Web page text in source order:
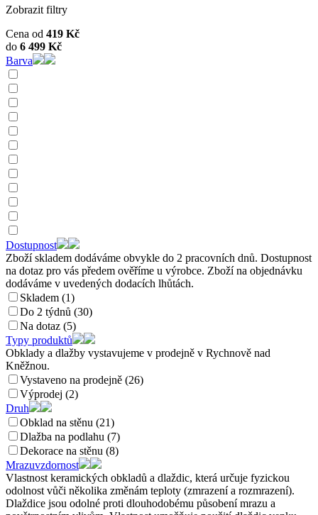
Zobrazit filtry
Cena od 419 Kč
do 6 499 Kč
Barva
Dostupnost
Zboží skladem dodáváme obvykle do 2 pracovních dnů. Dostupnost
na dotaz pro vás předem ověříme u výrobce. Zboží na objednávku
dodáváme v uvedených dodacích lhůtách.
Skladem (1)
Do 2 týdnů (30)
Na dotaz (5)
Typy produktů
Obklady a dlažby vystavujeme v prodejně v Rychnově nad
Kněžnou.
Vystaveno na prodejně (26)
Výprodej (2)
Druh
Obklad na stěnu (21)
Dlažba na podlahu (7)
Dekorace na stěnu (8)
Mrazuvzdornost
Vlastnost keramických obkladů a dlaždic, která určuje fyzickou
odolnost vůči několika změnám teploty (zmrazení a rozmrazení).
Dlaždice jsou odolné proti dlouhodobému působení mrazu a